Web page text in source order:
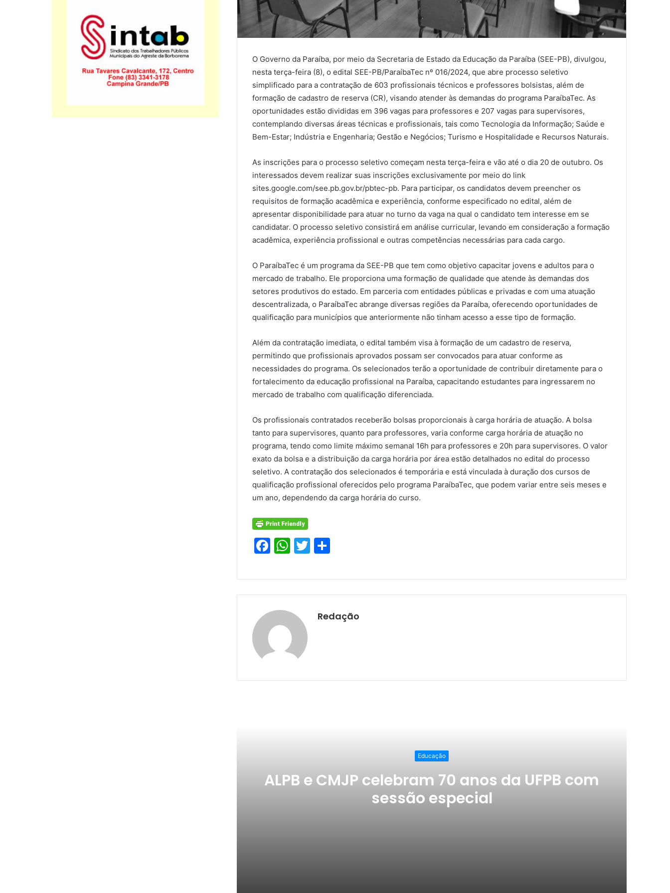
O Governo da Paraíba, por meio da Secretaria de Estado da Educação da Paraíba (SEE-PB), divulgou,
nesta terça-feira (8), o edital SEE-PB/ParaíbaTec nº 016/2024, que abre processo seletivo
simplificado para a contratação de 603 profissionais técnicos e professores bolsistas, além de
formação de cadastro de reserva (CR), visando atender às demandas do programa ParaíbaTec. As
oportunidades estão divididas em 396 vagas para professores e 207 vagas para supervisores,
contemplando diversas áreas técnicas e profissionais, tais como Tecnologia da Informação; Saúde e
Bem-Estar; Indústria e Engenharia; Gestão e Negócios; Turismo e Hospitalidade e Recursos Naturais.
As inscrições para o processo seletivo começam nesta terça-feira e vão até o dia 20 de outubro. Os
interessados devem realizar suas inscrições exclusivamente por meio do link
sites.google.com/see.pb.gov.br/pbtec-pb. Para participar, os candidatos devem preencher os
requisitos de formação acadêmica e experiência, conforme especificado no edital, além de
apresentar disponibilidade para atuar no turno da vaga na qual o candidato tem interesse em se
candidatar. O processo seletivo consistirá em análise curricular, levando em consideração a formação
acadêmica, experiência profissional e outras competências necessárias para cada cargo.
O ParaíbaTec é um programa da SEE-PB que tem como objetivo capacitar jovens e adultos para o
mercado de trabalho. Ele proporciona uma formação de qualidade que atende às demandas dos
setores produtivos do estado. Em parceria com entidades públicas e privadas e com uma atuação
descentralizada, o ParaíbaTec abrange diversas regiões da Paraíba, oferecendo oportunidades de
qualificação para municípios que anteriormente não tinham acesso a esse tipo de formação.
Além da contratação imediata, o edital também visa à formação de um cadastro de reserva,
permitindo que profissionais aprovados possam ser convocados para atuar conforme as
necessidades do programa. Os selecionados terão a oportunidade de contribuir diretamente para o
fortalecimento da educação profissional na Paraíba, capacitando estudantes para ingressarem no
mercado de trabalho com qualificação diferenciada.
Os profissionais contratados receberão bolsas proporcionais à carga horária de atuação. A bolsa
tanto para supervisores, quanto para professores, varia conforme carga horária de atuação no
programa, tendo como limite máximo semanal 16h para professores e 20h para supervisores. O valor
exato da bolsa e a distribuição da carga horária por área estão detalhados no edital do processo
seletivo. A contratação dos selecionados é temporária e está vinculada à duração dos cursos de
qualificação profissional oferecidos pelo programa ParaíbaTec, que podem variar entre seis meses e
um ano, dependendo da carga horária do curso.
F
c
e
b
o
k
W
at
s
A
p
p
T
itt
er
ar
e
Redação
Educação
ALPB e CMJP celebram 70 anos da UFPB com
sessão especial